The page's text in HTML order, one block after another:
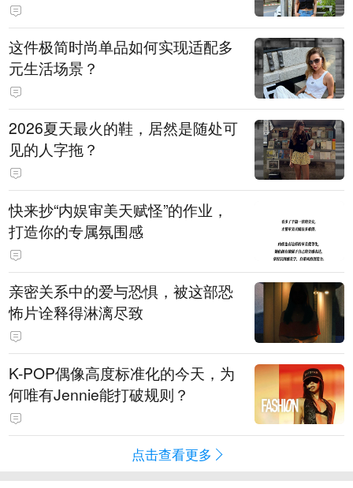
这件极简时尚单品如何实现适配多
元生活场景？
2026夏天最火的鞋，居然是随处可
见的人字拖？
快来抄“内娱审美天赋怪”的作业，
打造你的专属氛围感
亲密关系中的爱与恐惧，被这部恐
怖片诠释得淋漓尽致
K-POP偶像高度标准化的今天，为
何唯有Jennie能打破规则？
点击查看更多